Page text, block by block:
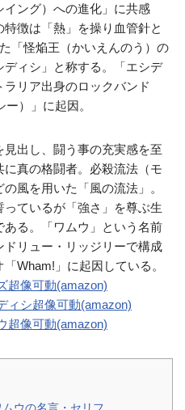
ング）への進化」に共感
徴は「熱」を操り血管針と
「怪焔王（かいえんのう）の
ィシ」と称する。「エシデ
リア出身のロックバンド
ー）」に起因。
見出し、闘う事の充実感を至
に真の格闘者。必殺流法（モ
風を用いた「風の流法」。
ているが「強さ」を尊ぶ生
る。「ワムウ」という名前
リュー・リッジリーで構成
Wham!」に起因している。
超像可動(amazon)
ィシ超像可動(amazon)
超像可動(amazon)